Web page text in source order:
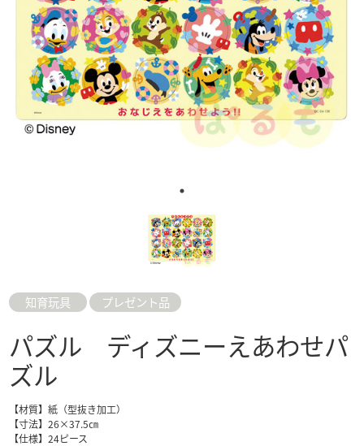
知育玩具 プレゼント品
パズル ディズニーえあわせパ
ズル
【材質】紙（型抜き加工）
【寸法】26×37.5㎝
【仕様】24ピース